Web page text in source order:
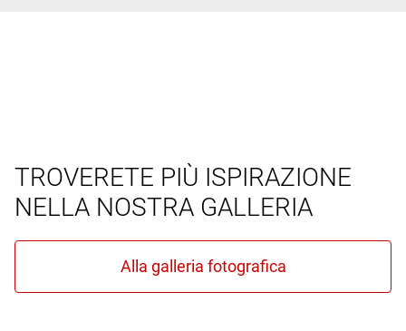
TROVERETE PIÙ ISPIRAZIONE
NELLA NOSTRA GALLERIA